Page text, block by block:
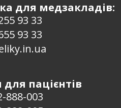
для медзакладів:
93 33
93 33
для пацієнтів
888-003